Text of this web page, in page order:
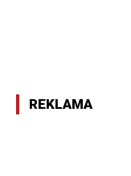
REKLAMA